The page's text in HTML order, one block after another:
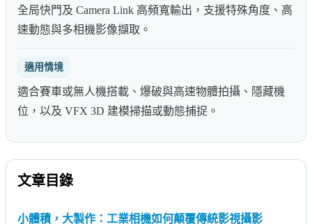
全局快門及 Camera Link 高頻寬輸出，支援特殊角度、高
速動態與多相機影像擷取。
適用情境
適合賽車或無人機搭載、爆破與高速物體拍攝、隱藏機
位，以及 VFX 3D 建模掃描或動態捕捉。
文章目錄
小體積，大製作：工業相機如何顛覆傳統影視攝影